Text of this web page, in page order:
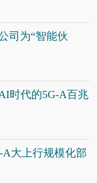
司为“智能伙
时代的5G-A百兆
大上行规模化部